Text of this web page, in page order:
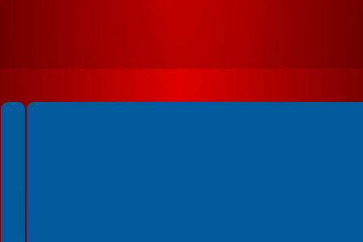
Spełniamy standardy WCAG 2.2
Spełniamy standardy W3C